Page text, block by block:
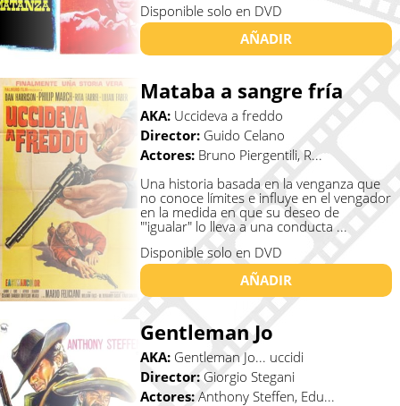
Disponible solo en DVD
AÑADIR
Mataba a sangre fría
AKA: Uccideva a freddo
Director: Guido Celano
Actores: Bruno Piergentili, R...
Una historia basada en la venganza que
no conoce límites e influye en el vengador
en la medida en que su deseo de
"'igualar" lo lleva a una conducta ...
Disponible solo en DVD
AÑADIR
Gentleman Jo
AKA: Gentleman Jo... uccidi
Director: Giorgio Stegani
Actores: Anthony Steffen, Edu...